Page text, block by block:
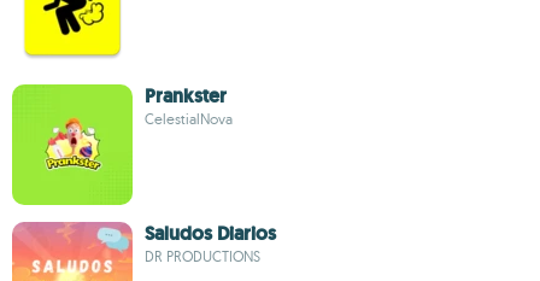
Prankster
CelestialNova
Saludos Diarios
DR PRODUCTIONS